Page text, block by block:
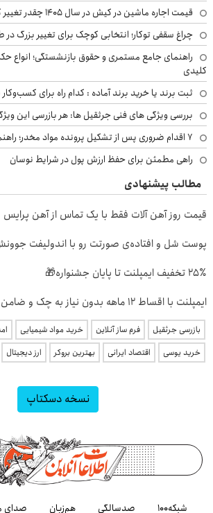
قیمت اجاره ماشین در کیش در سال ۱۴۰۵ چقدر تغییر کرده است؟
چراغ سقفی توکار؛ انتخابی کوچک برای تغییر بزرگ
راهنمای جامع مستمری و حقوق بازنشستگی؛ انواع
کلیدی
ثبت برند یا خرید برند آماده : کدام راه برای
بررسی ویژگی های فنی جرثقیل ها: هر بازرسی این
۷ اقدام ضروری پس از تشکیل پرونده مواد مخدر؛ راهنمای خانواده‌ها
راهی مطمئن برای حفظ ارزش پول در شرایط نوسان
مطالب پیشنهادی
قیمت روز آهن آلات فقط با یک تماس از آهن پرایس
پوست شل و افتاده‌ی صورتت رو با اندولیفت
۲۵٪ تخفیف ایمپلنت تا پایان جشنواره🎁
ایمپلنت با اقساط 12 ماهه بدون نیاز به چک و ضامن
بازرسی جرثقیل فرم ساز آنلاین خرید مواد شیمیایی
خرید یوسی
اقتصاد ایرانی بهترین بروکر ارز دیجیتال
نسخه دسکتاپ
شبکه۱۰۰ صدسالگی هم‌زبان صدای